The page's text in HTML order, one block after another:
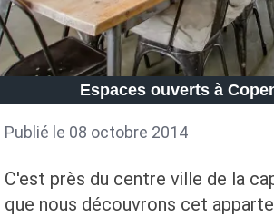
Espaces ouverts à
Publié le 08 octobre 2014
C'est près du centre ville de la
que nous découvrons cet